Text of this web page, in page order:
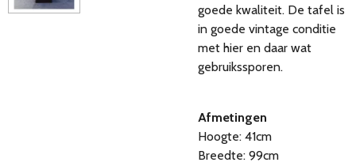
goede kwaliteit. De tafel is
in goede vintage conditie
met hier en daar wat
gebruikssporen.
Afmetingen
Hoogte: 41cm
Breedte: 99cm